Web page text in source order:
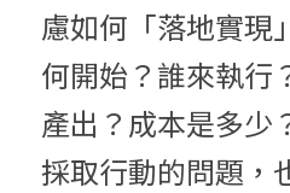
慮如何「落地實現
何開始？誰來執行
產出？成本是多少
採取行動的問題，